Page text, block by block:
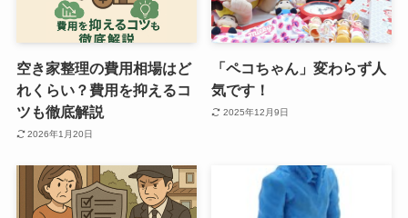
空き家整理の費用相場はど
れくらい？費用を抑えるコ
ツも徹底解説
2026年1月20日
「ペコちゃん」変わらず人
気です！
2025年12月9日